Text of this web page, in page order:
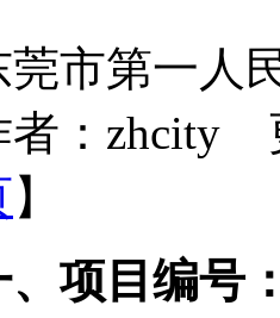
莞市第一人
者：zhcity
】
、项目编号